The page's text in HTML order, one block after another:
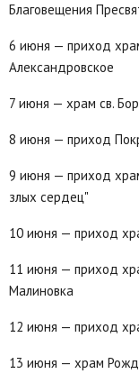
Благовещения
6 июня — приход
Александровское
7 июня — храм св.
8 июня — приход
9 июня — приход
злых сердец"
10 июня — приход
11 июня — приход
Малиновка
12 июня — приход
13 июня — храм